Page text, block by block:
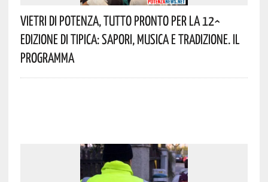
Vietri Di Potenza, Tutto Pronto Per La 12^
Edizione Di Tipica: Sapori, Musica E Tradizione. Il
Programma